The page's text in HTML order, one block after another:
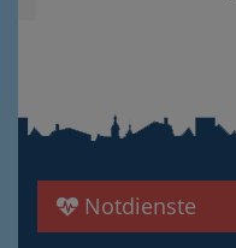
Notdienste